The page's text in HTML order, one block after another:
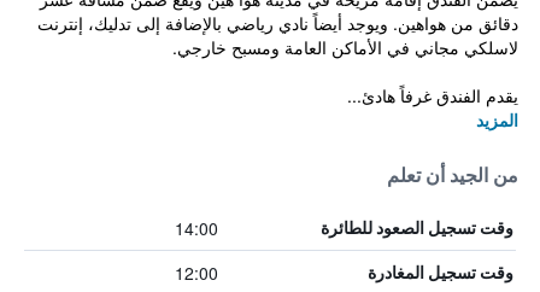
دقائق من هواهين. ويوجد أيضاً نادي رياضي بالإضافة إلى تدليك، إنترنت
لاسلكي مجاني في الأماكن العامة ومسبح خارجي.
يقدم الفندق غرفاً هادئ...
المزيد
من الجيد أن تعلم
وقت تسجيل الصعود للطائرة 14:00
وقت تسجيل المغادرة 12:00